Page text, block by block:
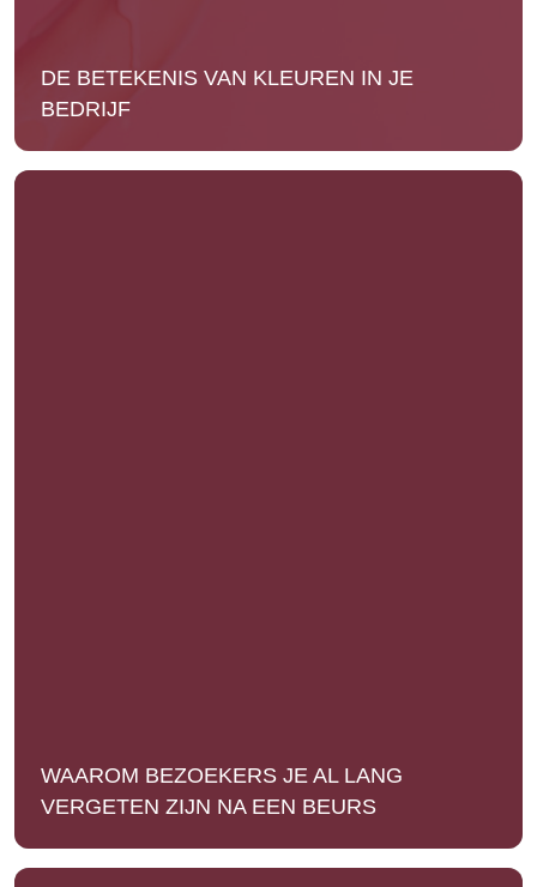
DE BETEKENIS VAN KLEUREN IN JE
BEDRIJF
WAAROM BEZOEKERS JE AL LANG
VERGETEN ZIJN NA EEN BEURS